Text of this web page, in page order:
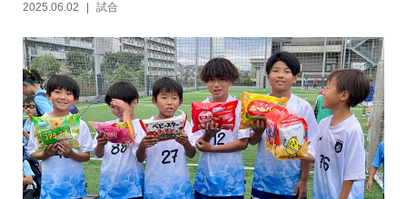
2025.06.02 試合